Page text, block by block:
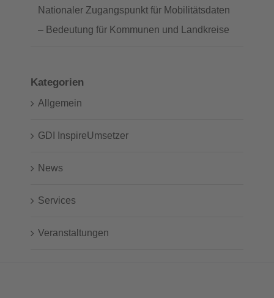
Nationaler Zugangspunkt für Mobilitätsdaten
– Bedeutung für Kommunen und Landkreise
Kategorien
Allgemein
GDI InspireUmsetzer
News
Services
Veranstaltungen